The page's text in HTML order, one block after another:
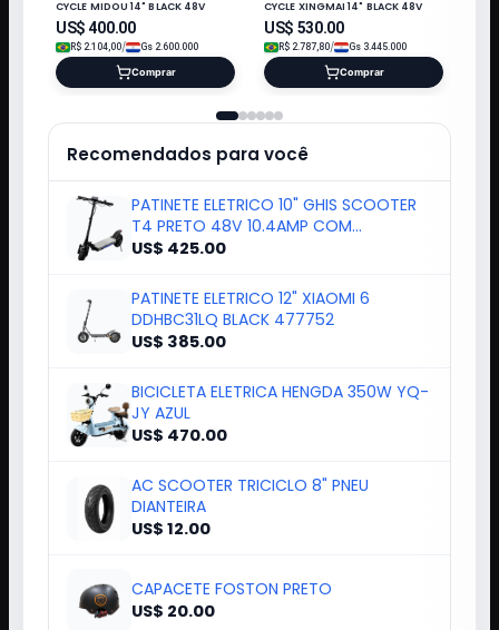
CYCLE MIDOU 14" BLACK 48V
US$ 400.00
R$ 2.104,00/ Gs 2.600.000
Comprar
CYCLE XINGMAI 14" BLACK 48V
US$ 530.00
R$ 2.787,80/ Gs 3.445.000
Comprar
Recomendados para você
PATINETE ELETRICO 10" GHIS SCOOTER
T4 PRETO 48V 10.4AMP COM
APP+PISCA
US$ 425.00
PATINETE ELETRICO 12" XIAOMI 6
DDHBC31LQ BLACK 477752
US$ 385.00
BICICLETA ELETRICA HENGDA 350W YQ-
JY AZUL
US$ 470.00
AC SCOOTER TRICICLO 8" PNEU
DIANTEIRA
US$ 12.00
CAPACETE FOSTON PRETO
US$ 20.00